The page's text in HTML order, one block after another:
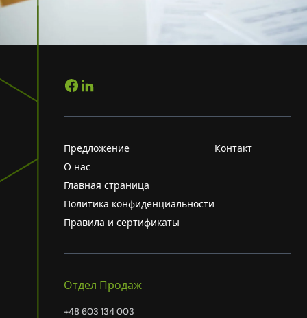
Предложение
О нас
Главная страница
Политика конфиденциальности
Правила и сертификаты
Контакт
Отдел Продаж
+48 603 134 003